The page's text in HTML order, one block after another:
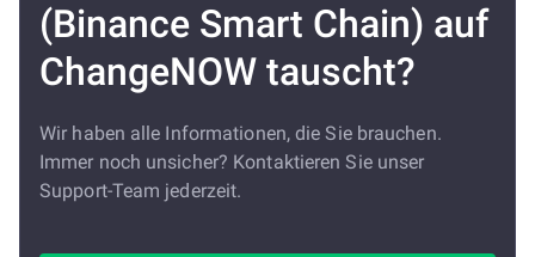
(Binance Smart Chain) auf
ChangeNOW tauscht?
Wir haben alle Informationen, die Sie brauchen.
Immer noch unsicher? Kontaktieren Sie unser
Support-Team jederzeit.